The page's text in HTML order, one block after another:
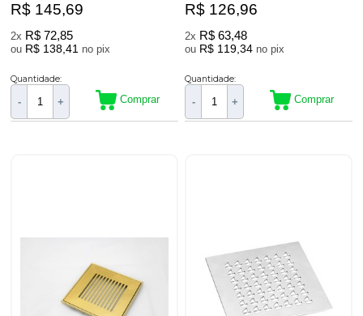
R$ 145,69
2x R$ 72,85
ou R$ 138,41 no pix
Quantidade:
- + Comprar
R$ 126,96
2x R$ 63,48
ou R$ 119,34 no pix
Quantidade:
- + Comprar